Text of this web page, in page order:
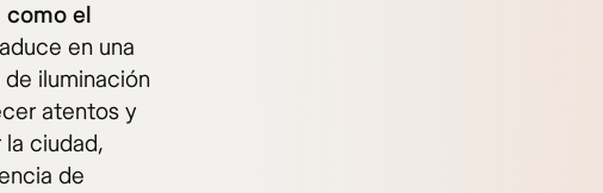
el
en una
iluminación
atentos y
ciudad,
de